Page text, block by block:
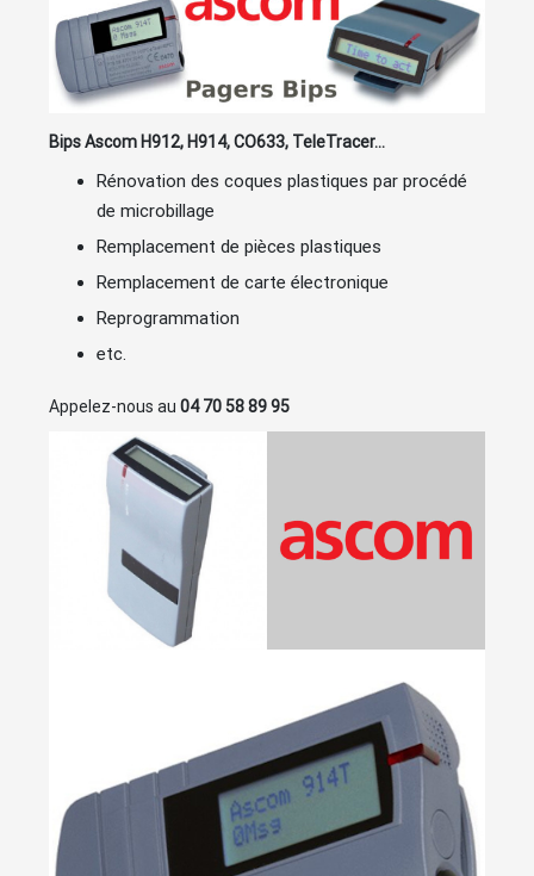
Bips Ascom H912, H914, CO633, TeleTracer…
Rénovation des coques plastiques par procédé
de microbillage
Remplacement de pièces plastiques
Remplacement de carte électronique
Reprogrammation
etc.
Appelez-nous au 04 70 58 89 95